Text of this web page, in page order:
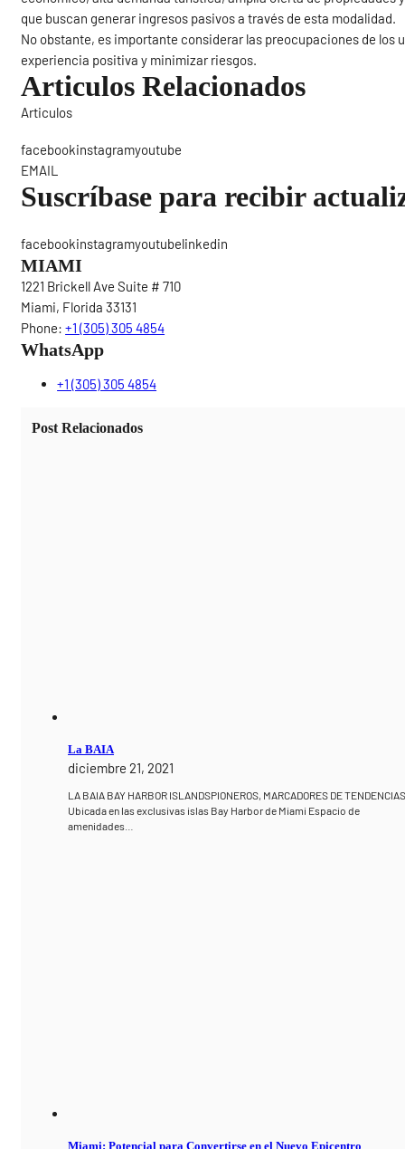
que buscan generar ingresos pasivos a través de esta modalidad.
No obstante, es importante considerar las preocupaciones de
experiencia positiva y minimizar riesgos.
Articulos Relacionados
Articulos
facebookinstagramyoutube
EMAIL
Suscríbase para recibir
facebookinstagramyoutubelinkedin
MIAMI
1221 Brickell Ave Suite # 710
Miami, Florida 33131
Phone: +1 (305) 305 4854
WhatsApp
+1 (305) 305 4854
Post Relacionados
La BAIA
diciembre 21, 2021
LA BAIA BAY HARBOR ISLANDSPIONEROS, MARCADORES DE
Ubicada en las exclusivas islas Bay Harbor de Miami Espacio de
amenidades…
Miami: Potencial para Convertirse en el Nuevo Epicentro